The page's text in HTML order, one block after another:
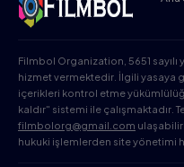
Filmbol Organization, 5651 sayılı
hizmet vermektedir. İlgili yasaya
içerikleri kontrol etme
kaldır" sistemi ile
filmbolorg@gmail.com
hukuki işlemlerden site yönetimi